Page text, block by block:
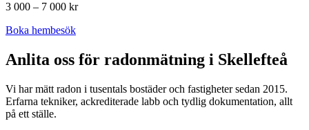
3 000 – 7 000 kr
Boka hembesök
Anlita oss för radonmätning i Skellefteå
Vi har mätt radon i tusentals bostäder och fastigheter sedan 2015.
Erfarna tekniker, ackrediterade labb och tydlig dokumentation, allt
på ett ställe.